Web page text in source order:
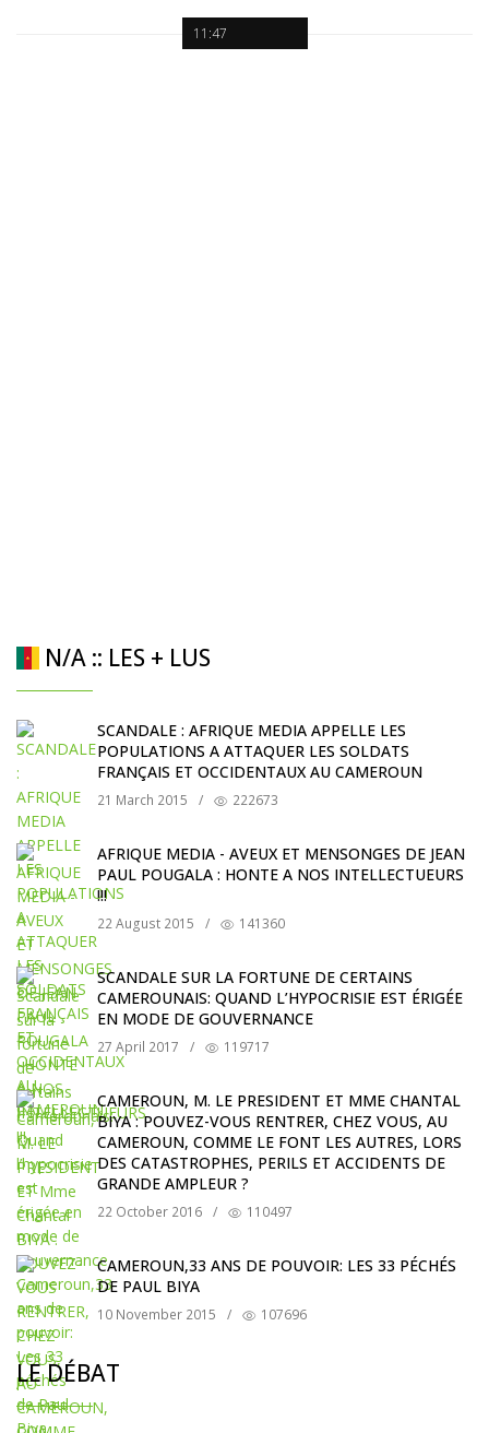
11:47
N/A :: LES + LUS
SCANDALE : AFRIQUE MEDIA APPELLE LES
POPULATIONS A ATTAQUER LES SOLDATS
FRANÇAIS ET OCCIDENTAUX AU CAMEROUN
21 March 2015 / 222673
AFRIQUE MEDIA - AVEUX ET MENSONGES DE JEAN
PAUL POUGALA : HONTE A NOS INTELLECTUEURS
!!!
22 August 2015 / 141360
SCANDALE SUR LA FORTUNE DE CERTAINS
CAMEROUNAIS: QUAND L’HYPOCRISIE EST ÉRIGÉE
EN MODE DE GOUVERNANCE
27 April 2017 / 119717
CAMEROUN, M. LE PRESIDENT ET MME CHANTAL
BIYA : POUVEZ-VOUS RENTRER, CHEZ VOUS, AU
CAMEROUN, COMME LE FONT LES AUTRES, LORS
DES CATASTROPHES, PERILS ET ACCIDENTS DE
GRANDE AMPLEUR ?
22 October 2016 / 110497
CAMEROUN,33 ANS DE POUVOIR: LES 33 PÉCHÉS
DE PAUL BIYA
10 November 2015 / 107696
LE DÉBAT